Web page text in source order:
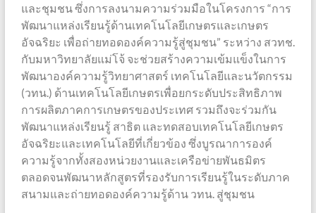
และชุมชน ซึ่งการลงนามความร่วมมือในโครงการ “การ
พัฒนาแหล่งเรียนรู้ด้านเทคโนโลยีเกษตรและเกษตร
อัจฉริยะ เพื่อถ่ายทอดองค์ความรู้สู่ชุมชน” ระหว่าง สวทช.
กับมหาวิทยาลัยแม่โจ้ จะช่วยสร้างความเข้มแข็งในการ
พัฒนาองค์ความรู้วิทยาศาสตร์ เทคโนโลยีและนวัตกรรม
(วทน.) ด้านเทคโนโลยีเกษตรเพื่อยกระดับประสิทธิภาพ
การผลิตภาคการเกษตรของประเทศ รวมถึงจะร่วมกัน
พัฒนาแหล่งเรียนรู้ สาธิต และทดสอบเทคโนโลยีเกษตร
อัจฉริยะและเทคโนโลยีที่เกี่ยวข้อง ซึ่งบูรณาการองค์
ความรู้จากทั้งสองหน่วยงานและเครือข่ายพันธมิตร
ตลอดจนพัฒนาหลักสูตรที่รองรับการเรียนรู้ในระดับภาค
สนามและถ่ายทอดองค์ความรู้ด้าน วทน. สู่ชุมชน